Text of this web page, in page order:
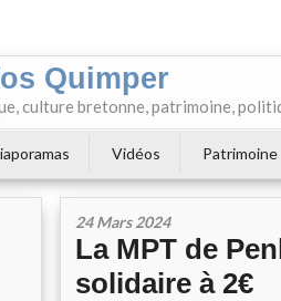
Quimper
culture bretonne, patrimoine,
Vidéos Patrimoine
24 Mars 2024
La MPT de
solidaire à 2€